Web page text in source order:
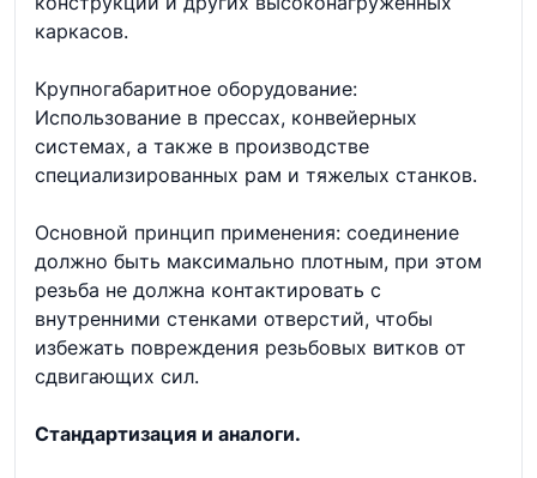
каркасов.
Крупногабаритное оборудование:
Использование в прессах, конвейерных
системах, а также в производстве
специализированных рам и тяжелых станков.
Основной принцип применения: соединение
должно быть максимально плотным, при этом
резьба не должна контактировать с
внутренними стенками отверстий, чтобы
избежать повреждения резьбовых витков от
сдвигающих сил.
Стандартизация и аналоги.